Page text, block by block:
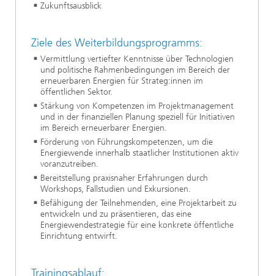
Zukunftsausblick
Ziele des Weiterbildungsprogramms:
Vermittlung vertiefter Kenntnisse über Technologien
und politische Rahmenbedingungen im Bereich der
erneuerbaren Energien für Strateg:innen im
öffentlichen Sektor.
Stärkung von Kompetenzen im Projektmanagement
und in der finanziellen Planung speziell für Initiativen
im Bereich erneuerbarer Energien.
Förderung von Führungskompetenzen, um die
Energiewende innerhalb staatlicher Institutionen aktiv
voranzutreiben.
Bereitstellung praxisnaher Erfahrungen durch
Workshops, Fallstudien und Exkursionen.
Befähigung der Teilnehmenden, eine Projektarbeit zu
entwickeln und zu präsentieren, das eine
Energiewendestrategie für eine konkrete öffentliche
Einrichtung entwirft.
Trainingsablauf: